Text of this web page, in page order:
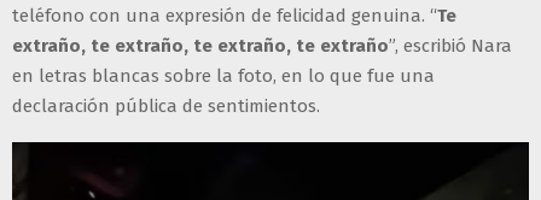
teléfono con una expresión de felicidad genuina. “Te
extraño, te extraño, te extraño, te extraño”, escribió Nara
en letras blancas sobre la foto, en lo que fue una
declaración pública de sentimientos.